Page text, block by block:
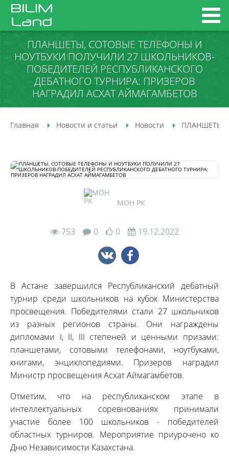
ПЛАНШЕТЫ, СОТОВЫЕ ТЕЛЕФОНЫ И
НОУТБУКИ ПОЛУЧИЛИ 27 ШКОЛЬНИКОВ-
ПОБЕДИТЕЛЕЙ РЕСПУБЛИКАНСКОГО
ДЕБАТНОГО ТУРНИРА: ПРИЗЕРОВ
НАГРАДИЛ АСХАТ АЙМАГАМБЕТОВ
Главная Новости и статьи Новости ПЛАНШЕТЫ,
МОН РК
753 0 0 19.12.2022
В Астане завершился Республиканский дебатный
турнир среди школьников на кубок Министерства
просвещения. Победителями стали 27 школьников
из разных регионов страны. Они награждены
дипломами І, ІІ, ІІІ степеней и ценными призами:
планшетами, сотовыми телефонами, ноутбуками,
книгами, энциклопедиями. Призеров наградил
Министр просвещения Асхат Аймагамбетов.
Отметим, что на республиканском этапе в
интеллектуальных соревнованиях принимали
участие более 100 школьников - победителей
областных турниров. Мероприятие приурочено ко
Дню Независимости Казахстана.